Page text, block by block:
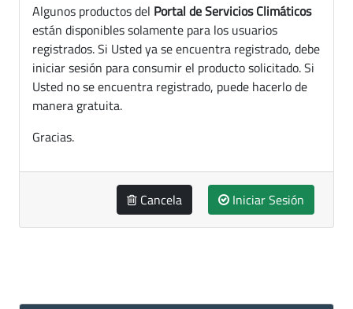
Algunos productos del Portal de Servicios Climáticos
están disponibles solamente para los usuarios
registrados. Si Usted ya se encuentra registrado, debe
iniciar sesión para consumir el producto solicitado. Si
Usted no se encuentra registrado, puede hacerlo de
manera gratuita.
Gracias.
Cancela Iniciar Sesión